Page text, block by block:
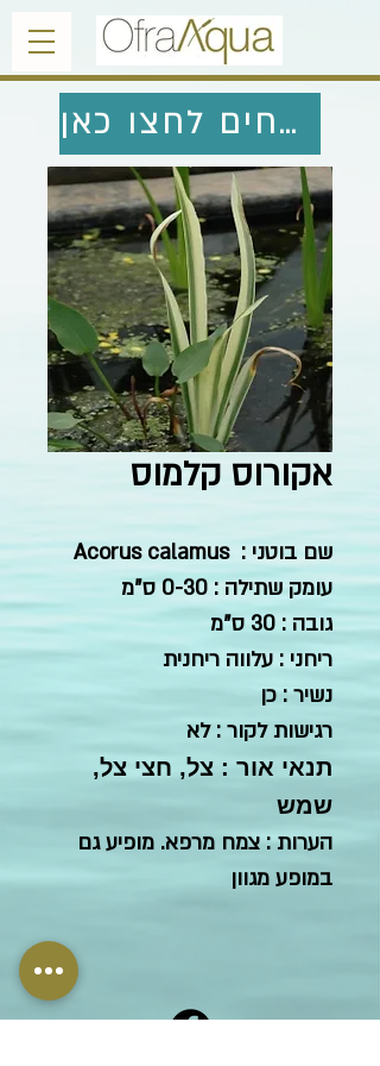
לחזרה לצמחים לחצו כאן
אקורוס קלמוס
שם בוטני : Acorus calamus
עומק שתילה : 0-30 ס"מ
גובה : 30 ס"מ
ריחני : עלווה ריחנית
נשיר : כן
רגישות לקור : לא
תנאי אור : צל, חצי צל,
שמש
הערות : צמח מרפא. מופיע גם
במופע מגוון